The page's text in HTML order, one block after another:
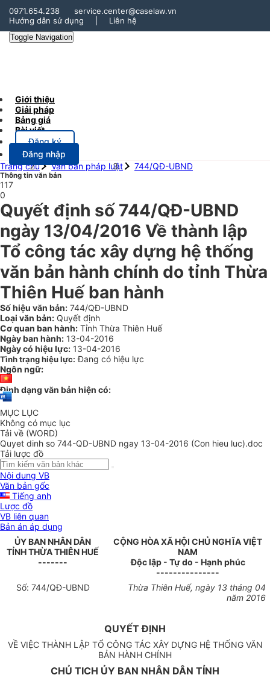
0971.654.238
service.center@caselaw.vn
Hướng dẫn sử dụng
Liên hệ
Toggle Navigation
Giới thiệu
Giải pháp
Bảng giá
Bài viết
Đăng ký
Đăng nhập
Trang chủ
Văn bản pháp luật 744/QĐ-UBND
Thông tin văn bản
117
0
Quyết định số 744/QĐ-UBND
ngày 13/04/2016 Về thành lập
Tổ công tác xây dựng hệ thống
văn bản hành chính do tỉnh Thừa
Thiên Huế ban hành
Số hiệu văn bản: 744/QĐ-UBND
Loại văn bản: Quyết định
Cơ quan ban hành: Tỉnh Thừa Thiên Huế
Ngày ban hành: 13-04-2016
Ngày có hiệu lực: 13-04-2016
Tình trạng hiệu lực: Đang có hiệu lực
Ngôn ngữ:
Định dạng văn bản hiện có:
MỤC LỤC
Không có mục lục
Tải về (WORD)
Quyet dinh so 744-QD-UBND ngay 13-04-2016 (Con hieu luc).doc
Tải lược đồ
Nội dung VB
Văn bản gốc
Tiếng anh
Lược đồ
VB liên quan
Bản án áp dụng
ỦY BAN NHÂN DÂN
TỈNH THỪA THIÊN HUẾ
-------
CỘNG HÒA XÃ HỘI CHỦ NGHĨA VIỆT
NAM
Độc lập - Tự do - Hạnh phúc
---------------
Số: 744/QĐ-UBND Thừa Thiên Huế, ngày 13 tháng 04
năm 2016
QUYẾT ĐỊNH
VỀ VIỆC THÀNH LẬP TỔ CÔNG TÁC XÂY DỰNG HỆ THỐNG VĂN
BẢN HÀNH CHÍNH
CHỦ TỊCH ỦY BAN NHÂN DÂN TỈNH